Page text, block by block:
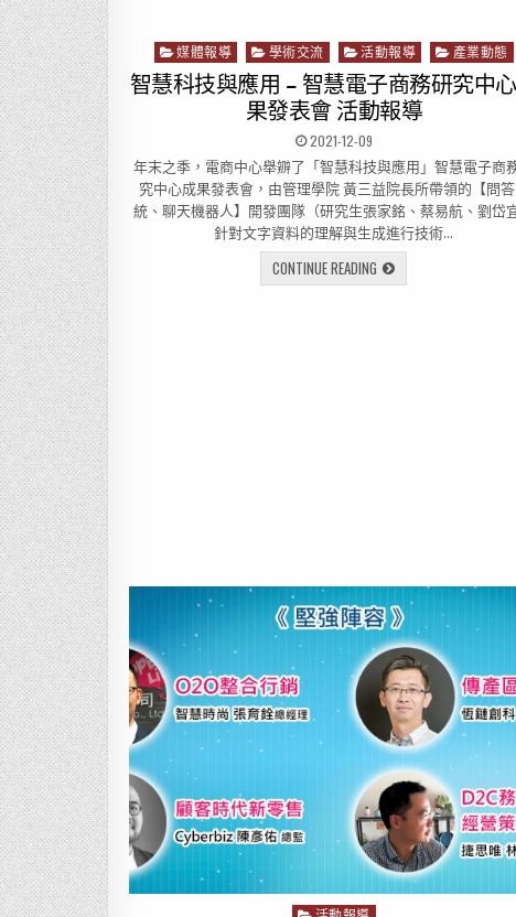
P
o
s
d
i
n
媒體報導 學術交流 活動報導 產業動態
智慧科技與應用 – 智慧電子商務研究中
果發表會 活動報導
2021-12-09
年末之季，電商中心舉辧了「智慧科技與應用」智慧電子商
究中心成果發表會，由管理學院 黃三益院長所帶領的【問
統、聊天機器人】開發團隊（研究生張家銘、蔡易航、劉岱宜
針對文字資料的理解與生成進行技術…
CONTINUE READING